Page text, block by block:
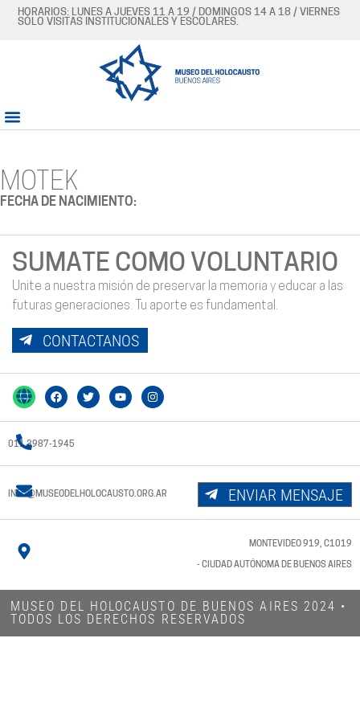
HORARIOS: LUNES A JUEVES 11 A 19 / DOMINGOS 14 A 18 / VIERNES
SÓLO VISITAS INSTITUCIONALES Y ESCOLARES.
MOTEK
FECHA DE NACIMIENTO:
SUMATE COMO VOLUNTARIO
Unite a nuestra misión de preservar la memoria y educar a las
futuras generaciones. Tu aporte es fundamental.
CONTACTANOS
011 3987-1945
INFO@MUSEODELHOLOCAUSTO.ORG.AR ENVIAR MENSAJE
MONTEVIDEO 919, C1019
- CIUDAD AUTÓNOMA DE BUENOS AIRES
MUSEO DEL HOLOCAUSTO DE BUENOS AIRES 2024​ •
TODOS LOS DERECHOS RESERVADOS